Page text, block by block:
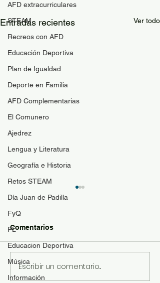
AFD extracurriculares
STEAM
Recreos con AFD
Educación Deportiva
Plan de Igualdad
Deporte en Familia
AFD Complementarias
El Comunero
Ajedrez
Lengua y Literatura
Geografía e Historia
Retos STEAM
Día Juan de Padilla
FyQ
PL
Educacion Deportiva
Música
Información
Entradas recientes Ver todo
Revista "El Comunero"
nº31-2026
Comentarios
Escribir un comentario...